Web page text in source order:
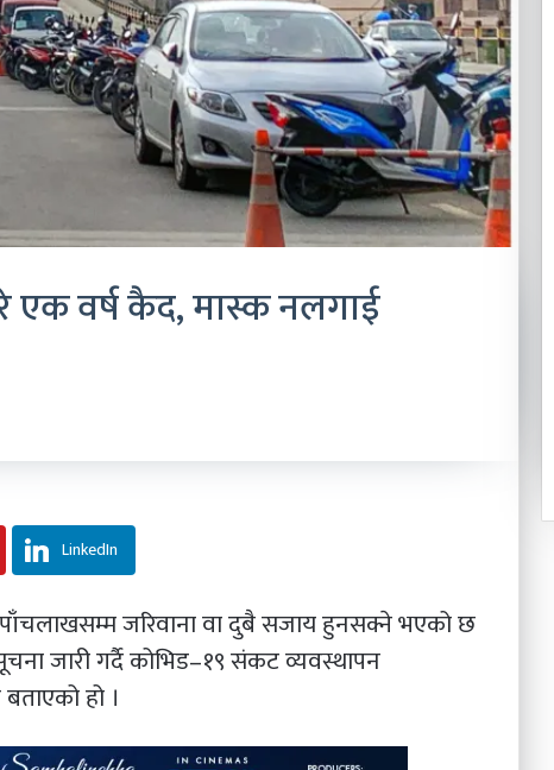
वर्ष कैद, मास्क नलगाई
LinkedIn
पाँचलाखसम्म जरिवाना वा दुबै सजाय हुनसक्ने भएको छ
जारी गर्दै कोभिड–१९ संकट व्यवस्थापन
हो ।